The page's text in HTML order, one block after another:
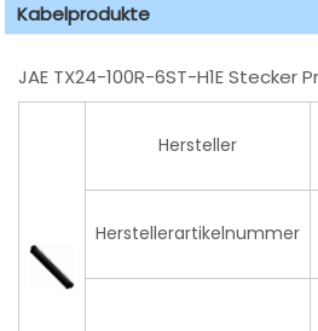
Kabelprodukte
JAE TX24-100R-6ST-H1E Stecker
Hersteller
Herstellerartikelnummer